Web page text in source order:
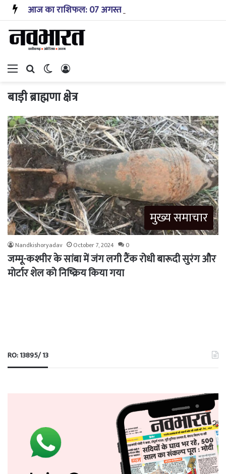
Menu Search forSwitch skin
बाड़ी ब्राह्मणा क्षेत्र
मुख्य समाचार
Nandkishoryadav October 7, 2024 0
जम्मू-कश्मीर के सांबा में जंग लगी टैंक रोधी बारूदी सुरंग और
मोर्टार शेल को निष्क्रिय किया गया
RO: 13895/ 13